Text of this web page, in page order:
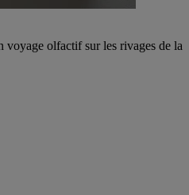
olfactif sur les rivages de la